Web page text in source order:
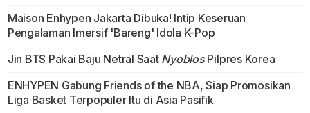
Maison Enhypen Jakarta Dibuka! Intip Keseruan
Pengalaman Imersif 'Bareng' Idola K-Pop
Jin BTS Pakai Baju Netral Saat NyoblosPilpres Korea
ENHYPEN Gabung Friends of the NBA, Siap Promosikan
Liga Basket Terpopuler Itu di Asia Pasifik